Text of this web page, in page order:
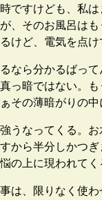
ですけども、私
、そのお風呂は
けど、電気を点け
なら分かるばっ
っ暗ではない。
その薄暗がりの
うなってくる。
から半分しかつ
の上に現われて
は、限りなく使